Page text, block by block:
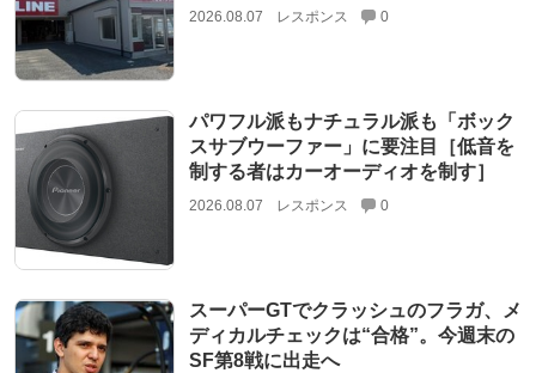
2026.08.07 レスポンス 0
パワフル派もナチュラル派も「ボック
スサブウーファー」に要注目［低音を
制する者はカーオーディオを制す］
2026.08.07 レスポンス 0
スーパーGTでクラッシュのフラガ、メ
ディカルチェックは“合格”。今週末の
SF第8戦に出走へ